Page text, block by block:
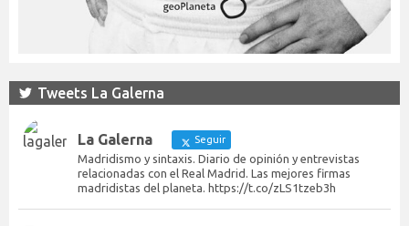
Tweets La Galerna
La Galerna Seguir
Madridismo y sintaxis. Diario de opinión y entrevistas
relacionadas con el Real Madrid. Las mejores firmas
madridistas del planeta. https://t.co/zLS1tzeb3h